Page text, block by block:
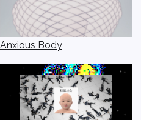
Anxious Body